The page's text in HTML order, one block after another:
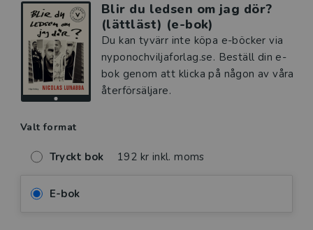
Blir du ledsen om jag dör?
(lättläst) (e-bok)
Du kan tyvärr inte köpa e-böcker via
nyponochviljaforlag.se. Beställ din e-
bok genom att klicka på någon av våra
återförsäljare.
Valt format
Tryckt bok 192 kr inkl. moms
E-bok